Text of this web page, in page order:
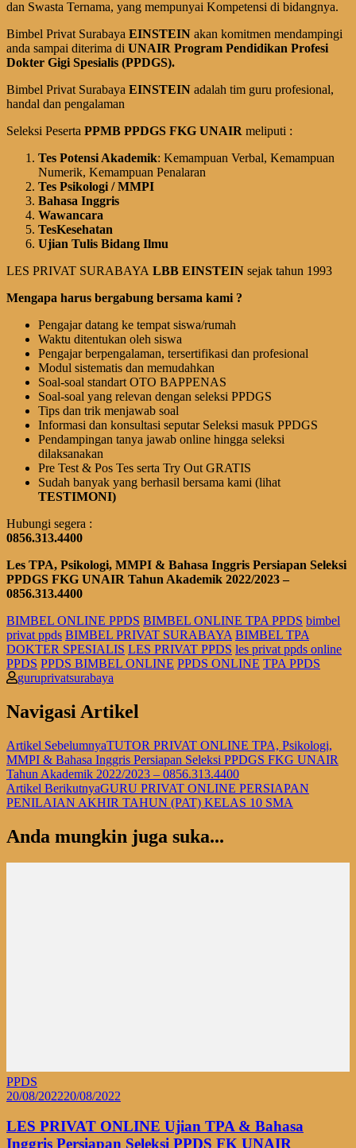
dan Swasta Ternama, yang mempunyai Kompetensi di bidangnya.
Bimbel Privat Surabaya EINSTEIN akan komitmen mendampingi
anda sampai diterima di UNAIR Program Pendidikan Profesi
Dokter Gigi Spesialis (PPDGS).
Bimbel Privat Surabaya EINSTEIN adalah tim guru profesional,
handal dan pengalaman
Seleksi Peserta PPMB PPDGS FKG UNAIR meliputi :
Tes Potensi Akademik: Kemampuan Verbal, Kemampuan
Numerik, Kemampuan Penalaran
Tes Psikologi / MMPI
Bahasa Inggris
Wawancara
TesKesehatan
Ujian Tulis Bidang Ilmu
LES PRIVAT SURABAYA LBB EINSTEIN sejak tahun 1993
Mengapa harus bergabung bersama kami ?
Pengajar datang ke tempat siswa/rumah
Waktu ditentukan oleh siswa
Pengajar berpengalaman, tersertifikasi dan profesional
Modul sistematis dan memudahkan
Soal-soal standart OTO BAPPENAS
Soal-soal yang relevan dengan seleksi PPDGS
Tips dan trik menjawab soal
Informasi dan konsultasi seputar Seleksi masuk PPDGS
Pendampingan tanya jawab online hingga seleksi
dilaksanakan
Pre Test & Pos Tes serta Try Out GRATIS
Sudah banyak yang berhasil bersama kami (lihat
TESTIMONI)
Hubungi segera :
0856.313.4400
Les TPA, Psikologi, MMPI & Bahasa Inggris Persiapan Seleksi
PPDGS FKG UNAIR Tahun Akademik 2022/2023 –
0856.313.4400
BIMBEL ONLINE PPDS BIMBEL ONLINE TPA PPDS bimbel
privat ppds BIMBEL PRIVAT SURABAYA BIMBEL TPA
DOKTER SPESIALIS LES PRIVAT PPDS les privat ppds online
PPDS PPDS BIMBEL ONLINE PPDS ONLINE TPA PPDS
guruprivatsurabaya
Navigasi Artikel
Artikel SebelumnyaTUTOR PRIVAT ONLINE TPA, Psikologi,
MMPI & Bahasa Inggris Persiapan Seleksi PPDGS FKG UNAIR
Tahun Akademik 2022/2023 – 0856.313.4400
Artikel BerikutnyaGURU PRIVAT ONLINE PERSIAPAN
PENILAIAN AKHIR TAHUN (PAT) KELAS 10 SMA
Anda mungkin juga suka...
PPDS
20/08/202220/08/2022
LES PRIVAT ONLINE Ujian TPA & Bahasa
Inggris Persiapan Seleksi PPDS FK UNAIR